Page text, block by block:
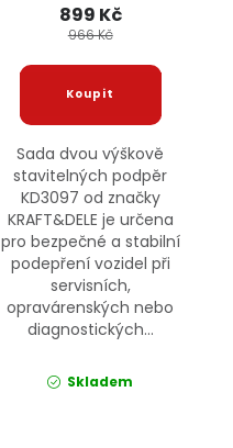
899 Kč
966 Kč
Sada dvou výškově
stavitelných podpěr
KD3097 od značky
KRAFT&DELE je určena
pro bezpečné a stabilní
podepření vozidel při
servisních,
opravárenských nebo
diagnostických...
Skladem